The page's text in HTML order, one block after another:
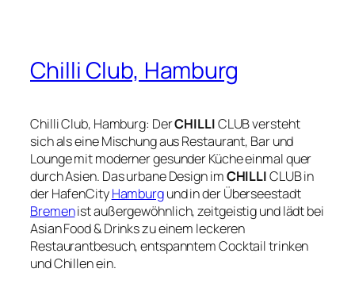
Chilli Club, Hamburg
Chilli Club, Hamburg: DerCHILLICLUB versteht
sich als eine Mischung aus Restaurant, Bar und
Lounge mit moderner gesunder Küche einmal quer
durch Asien. Das urbane Design imCHILLICLUB in
der HafenCityHamburgund in der Überseestadt
Bremenist außergewöhnlich, zeitgeistig und lädt bei
Asian Food & Drinks zu einem leckeren
Restaurantbesuch, entspanntem Cocktail trinken
und Chillen ein.